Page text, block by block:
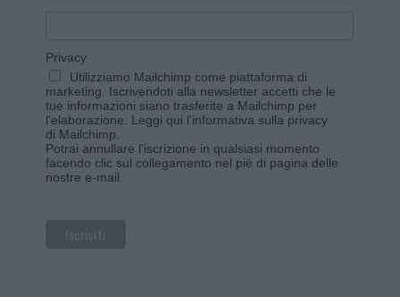
Privacy
Utilizziamo Mailchimp come piattaforma di
marketing. Iscrivendoti alla newsletter accetti che le
tue informazioni siano trasferite a Mailchimp per
l'elaborazione. Leggi qui l'informativa sulla privacy
di Mailchimp
Potrai annullare l'iscrizione in qualsiasi momento
facendo clic sul collegamento nel piè di pagina delle
nostre e-mail.